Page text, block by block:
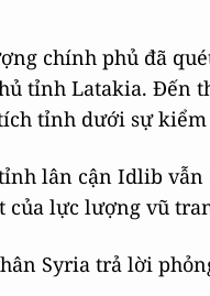
chính phủ đã
tỉnh Latakia. Đến
tỉnh dưới sự kiểm
lân cận Idlib
lực lượng vũ
Syria trả lời